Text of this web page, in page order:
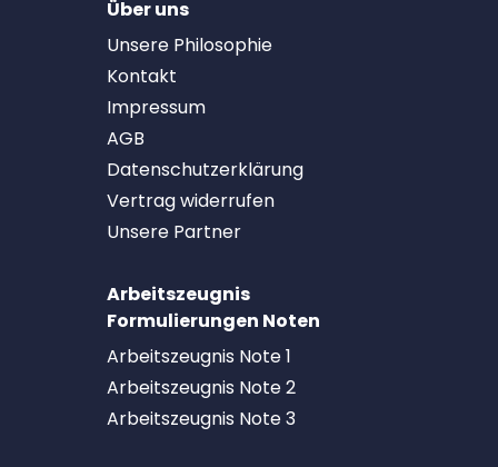
Über uns
Unsere Philosophie
Kontakt
Impressum
AGB
Datenschutzerklärung
Vertrag widerrufen
Unsere Partner
Arbeitszeugnis
Formulierungen Noten
Arbeitszeugnis Note 1
Arbeitszeugnis Note 2
Arbeitszeugnis Note 3